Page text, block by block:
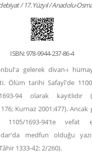
/ 17. Yüzyıl / Anadolu-
ISBN: 978-9944-237-86-4
gelerek divan-ı
Ölüm tarihi Safayî'de
94 olarak
Kurnaz 2001:477). Ancak
1105/1693-94'te vefat
medfun olduğu
1333-42: 2/260).